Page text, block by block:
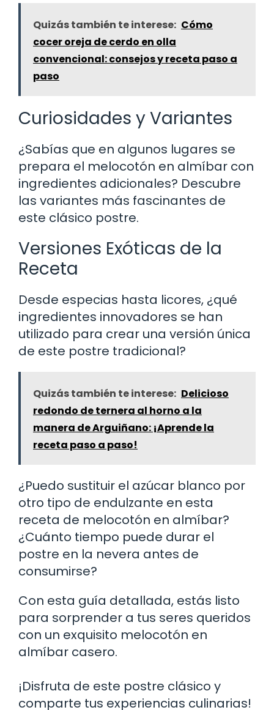
Quizás también te interese: Cómo
cocer oreja de cerdo en olla
convencional: consejos y receta paso a
paso
Curiosidades y Variantes
¿Sabías que en algunos lugares se
prepara el melocotón en almíbar con
ingredientes adicionales? Descubre
las variantes más fascinantes de
este clásico postre.
Versiones Exóticas de la
Receta
Desde especias hasta licores, ¿qué
ingredientes innovadores se han
utilizado para crear una versión única
de este postre tradicional?
Quizás también te interese: Delicioso
redondo de ternera al horno a la
manera de Arguiñano: ¡Aprende la
receta paso a paso!
¿Puedo sustituir el azúcar blanco por
otro tipo de endulzante en esta
receta de melocotón en almíbar?
¿Cuánto tiempo puede durar el
postre en la nevera antes de
consumirse?
Con esta guía detallada, estás listo
para sorprender a tus seres queridos
con un exquisito melocotón en
almíbar casero.
¡Disfruta de este postre clásico y
comparte tus experiencias culinarias!